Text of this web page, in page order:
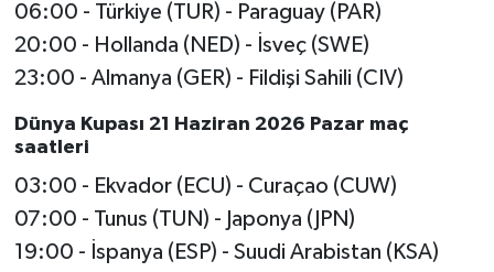
06:00 - Türkiye (TUR) - Paraguay (PAR)
20:00 - Hollanda (NED) - İsveç (SWE)
23:00 - Almanya (GER) - Fildişi Sahili (CIV)
Dünya Kupası 21 Haziran 2026 Pazar maç
saatleri
03:00 - Ekvador (ECU) - Curaçao (CUW)
07:00 - Tunus (TUN) - Japonya (JPN)
19:00 - İspanya (ESP) - Suudi Arabistan (KSA)